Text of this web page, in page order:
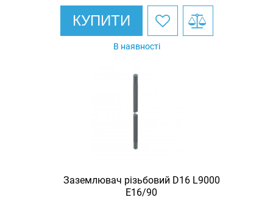
КУПИТИ
В наявності
Заземлювач різьбовий D16 L9000
E16/90